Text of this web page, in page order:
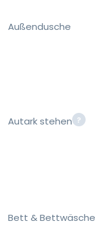
Außendusche
Autark stehen
Bett & Bettwäsche